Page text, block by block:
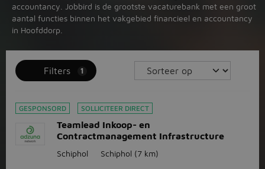
accountancy. Jobbird is de grootste vacaturebank met een groot
aantal functies binnen het vakgebied financieel en accountancy
in Hoofddorp.
Filters 1
GESPONSORD SOLLICITEER DIRECT
Teamlead Inkoop- en
Contractmanagement Infrastructure
Schiphol Schiphol (7 km)